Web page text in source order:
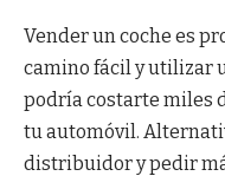
Vender un coche es
camino fácil y utilizar
podría costarte miles
tu automóvil.
distribuidor y pedir